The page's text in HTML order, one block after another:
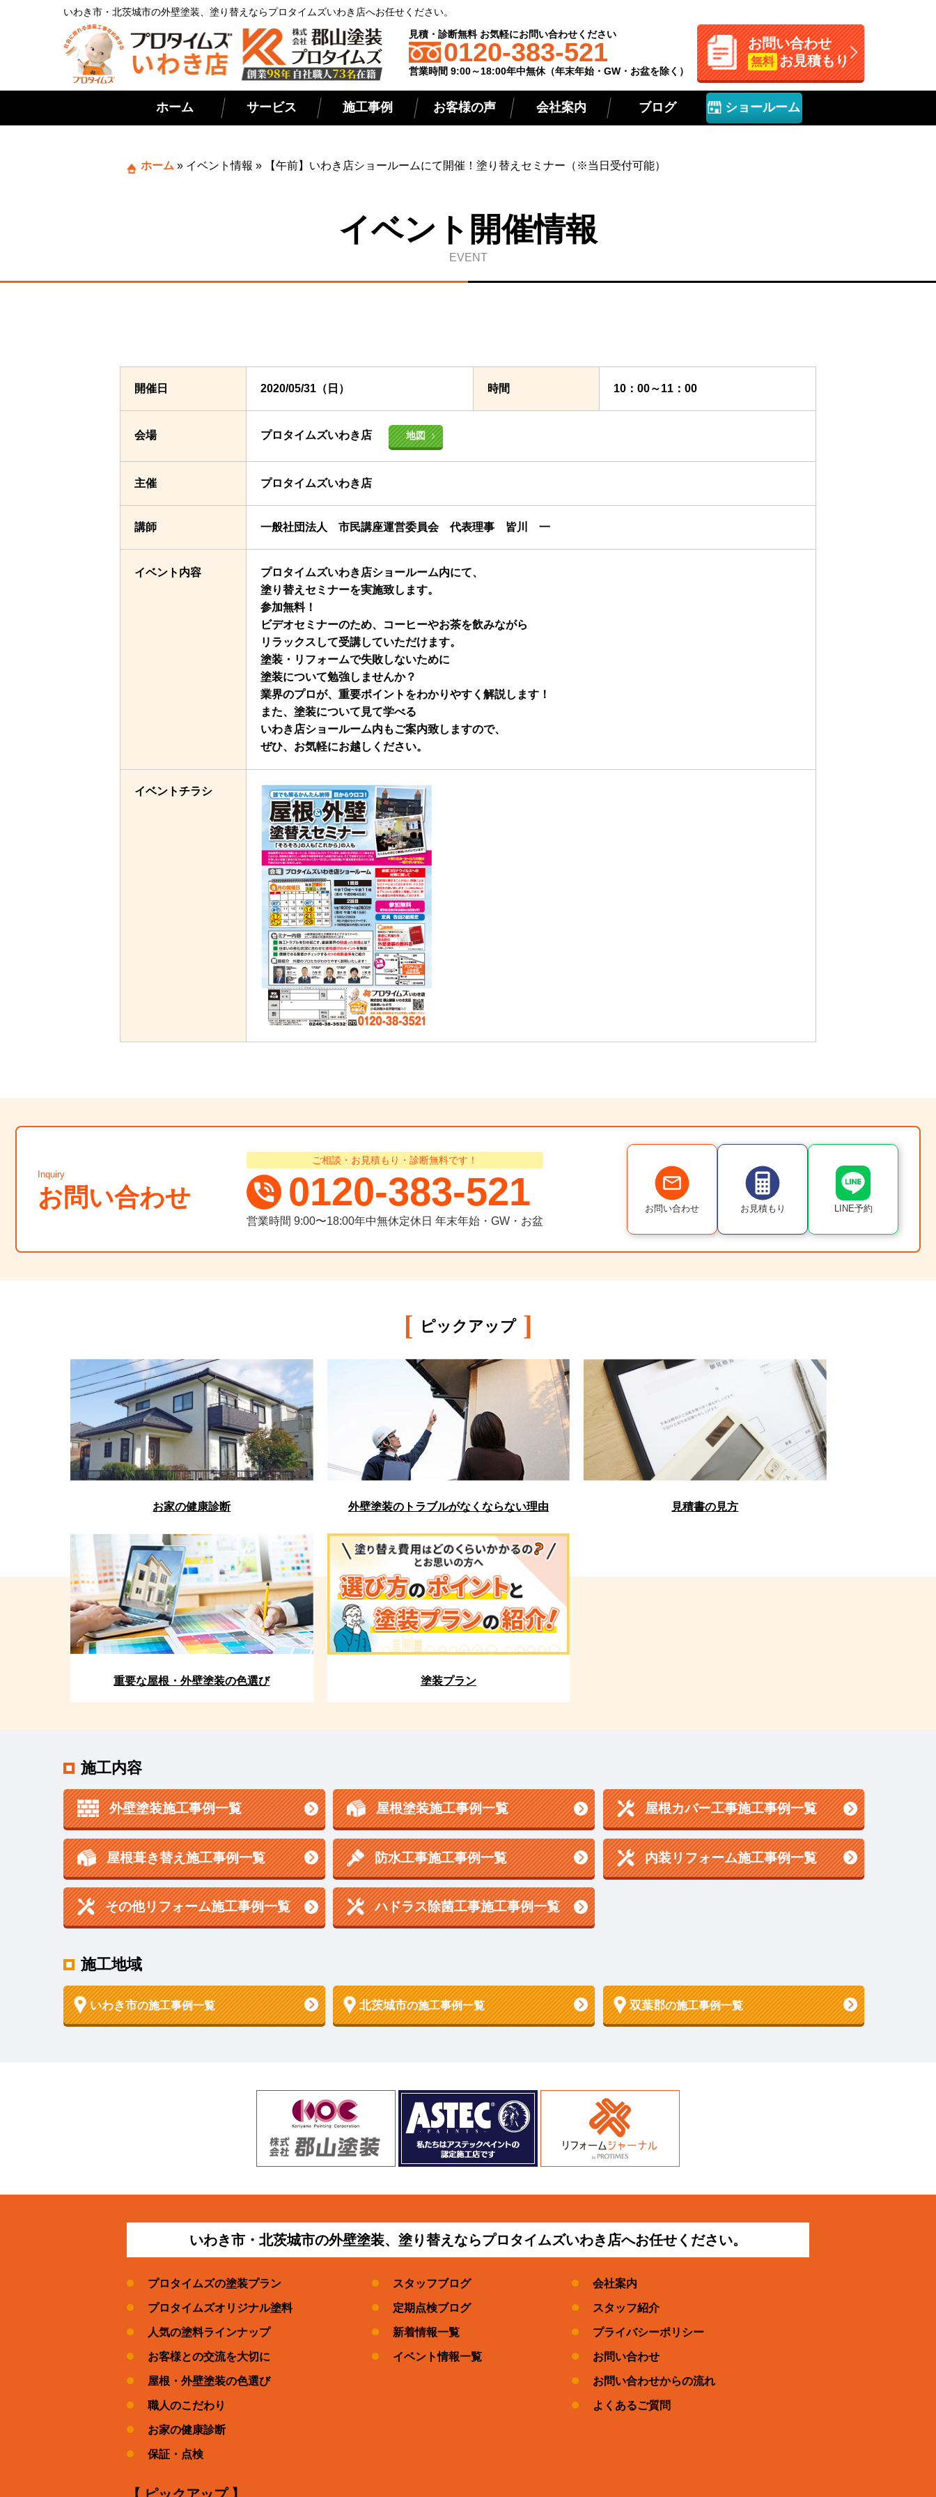
いわき市・北茨城市の外壁塗装、塗り替えならプロタイムズいわき店へお任せください。
見積・診断無料 お気軽にお問い合わせください
0120-383-521
営業時間 9:00～18:00年中無休（年末年始・GW・お盆を除く）
お問い合わせ
無料 お見積もり
ホーム サービス 施工事例 お客様の声 会社案内 ブログ ショールーム
ホーム » イベント情報 » 【午前】いわき店ショールームにて開催！塗り替えセミナー（※当日受付可能）
イベント開催情報
EVENT
開催日 2020/05/31（日） 時間 10：00～11：00
会場 プロタイムズいわき店 地図
主催 プロタイムズいわき店
講師 一般社団法人 市民講座運営委員会 代表理事 皆川 一
イベント内容
プロタイムズいわき店ショールーム内にて、
塗り替えセミナーを実施致します。
参加無料！
ビデオセミナーのため、コーヒーやお茶を飲みながら
リラックスして受講していただけます。
塗装・リフォームで失敗しないために
塗装について勉強しませんか？
業界のプロが、重要ポイントをわかりやすく解説します！
また、塗装について見て学べる
いわき店ショールーム内もご案内致しますので、
ぜひ、お気軽にお越しください。
イベントチラシ
お問い合わせ
Inquiry
ご相談・お見積もり・診断無料です！
0120-383-521
営業時間 9:00〜18:00年中無休定休日 年末年始・GW・お盆
お問い合わせ お見積もり LINE予約
[ ピックアップ ]
お家の健康診断 外壁塗装のトラブルがなくならない理由 見積書の見方
重要な屋根・外壁塗装の色選び 塗装プラン
施工内容
外壁塗装施工事例一覧 屋根塗装施工事例一覧 屋根カバー工事施工事例一覧
屋根葺き替え施工事例一覧 防水工事施工事例一覧 内装リフォーム施工事例一覧
その他リフォーム施工事例一覧 ハドラス除菌工事施工事例一覧
施工地域
いわき市の施工事例一覧 北茨城市の施工事例一覧 双葉郡の施工事例一覧
いわき市・北茨城市の外壁塗装、塗り替えならプロタイムズいわき店へお任せください。
プロタイムズの塗装プラン
プロタイムズオリジナル塗料
人気の塗料ラインナップ
お客様との交流を大切に
屋根・外壁塗装の色選び
職人のこだわり
お家の健康診断
保証・点検
スタッフブログ
定期点検ブログ
新着情報一覧
イベント情報一覧
会社案内
スタッフ紹介
プライバシーポリシー
お問い合わせ
お問い合わせからの流れ
よくあるご質問